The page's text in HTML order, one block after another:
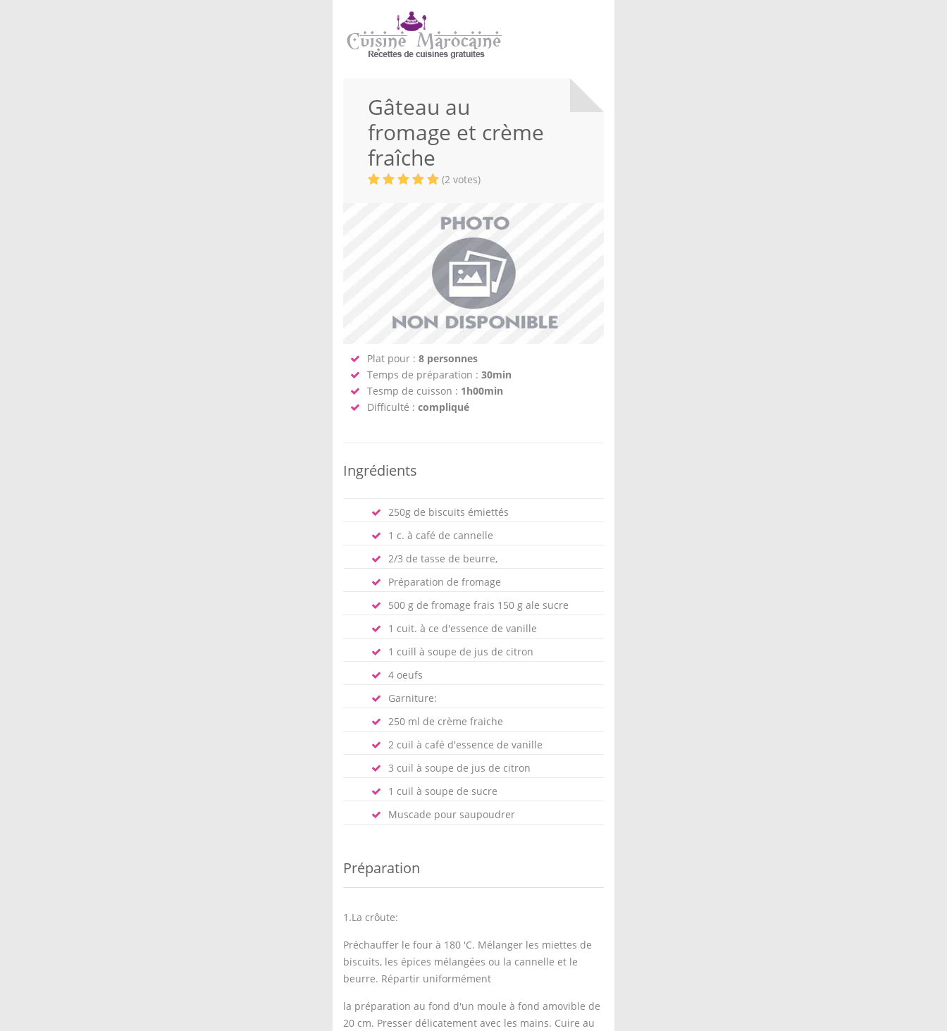
Gâteau au
fromage et crème
fraîche
(2 votes)
Plat pour : 8 personnes
Temps de préparation : 30min
Tesmp de cuisson : 1h00min
Difficulté : compliqué
Ingrédients
250g de biscuits émiettés
1 c. à café de cannelle
2/3 de tasse de beurre,
Préparation de fromage
500 g de fromage frais 150 g ale sucre
1 cuit. à ce d'essence de vanille
1 cuill à soupe de jus de citron
4 oeufs
Garniture:
250 ml de crème fraiche
2 cuil à café d'essence de vanille
3 cuil à soupe de jus de citron
1 cuil à soupe de sucre
Muscade pour saupoudrer
Préparation
1.La crôute:
Préchauffer le four à 180 'C. Mélanger les miettes de
biscuits, les épices mélangées ou la cannelle et le
beurre. Répartir uniformément
la préparation au fond d'un moule à fond amovible de
20 cm. Presser délicatement avec les mains. Cuire au